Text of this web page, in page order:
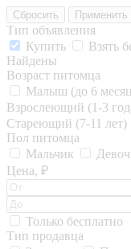
Сбросить Применить
Тип объявления
Купить
Взять
Найдены
Возраст питомца
Малыш (до 6
Взрослеющий (1-3
Стареющий (7-11 лет)
Пол питомца
Мальчик
Цена, ₽
Только бесплатно
Тип продавца